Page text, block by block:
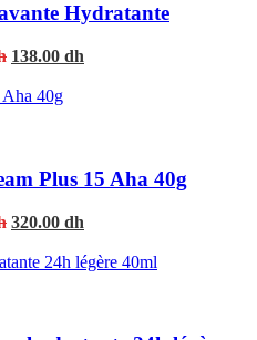
Hydratante
Original
was:
138.00 dh
Plus 15 Aha 40g
Original
was:
320.00 dh
is: